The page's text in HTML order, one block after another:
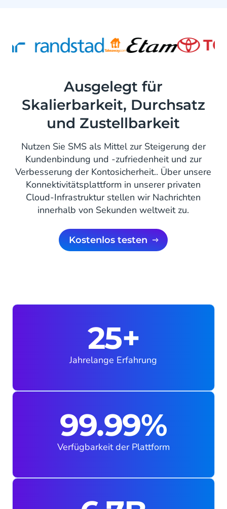
Ausgelegt für
Skalierbarkeit, Durchsatz
und Zustellbarkeit
Nutzen Sie SMS als Mittel zur Steigerung der
Kundenbindung und -zufriedenheit und zur
Verbesserung der Kontosicherheit.. Über unsere
Konnektivitätsplattform in unserer privaten
Cloud-Infrastruktur stellen wir Nachrichten
innerhalb von Sekunden weltweit zu.
kostenlos testen
25+
Jahrelange Erfahrung
99.99%
Verfügbarkeit der Plattform